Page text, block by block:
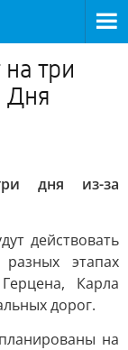
три
Дня
дня из-за
действовать
этапах
Карла
дорог.
на